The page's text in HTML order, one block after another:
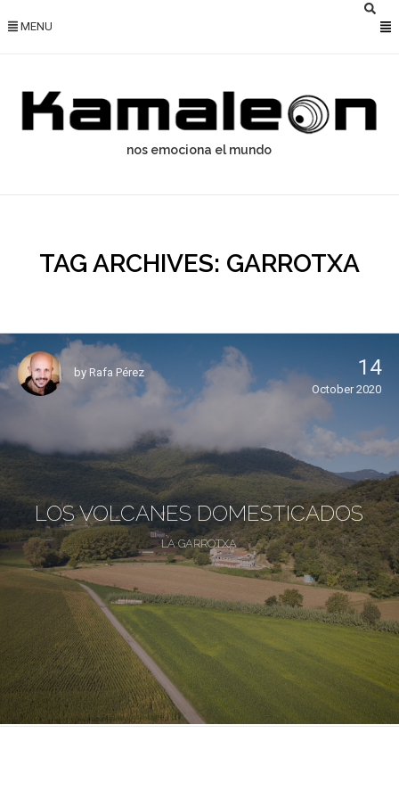
MENU
nos emociona el mundo
TAG ARCHIVES: GARROTXA
by Rafa Pérez 14
October 2020
LOS VOLCANES DOMESTICADOS
LA GARROTXA